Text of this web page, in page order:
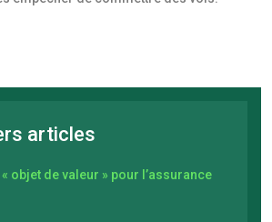
articles
« objet de valeur » pour l’assurance